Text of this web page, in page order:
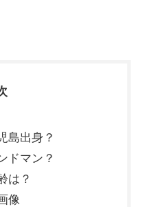
島出身？
ドマン？
は？
像